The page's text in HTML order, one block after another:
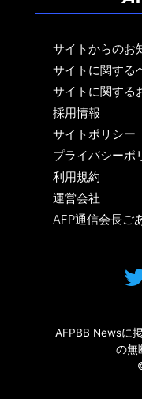
サイトからのお
サイトに関する
サイトに関する
採用情報
サイトポリシー
プライバシーポ
利用規約
運営会社
AFP通信会長ご
AFPBB Newsに
の無